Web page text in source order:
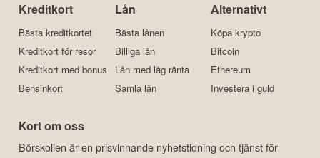
Kreditkort
Bästa kreditkortet
Kreditkort för resor
Kreditkort med bonus
Bensinkort
Lån
Bästa lånen
Billiga lån
Lån med låg ränta
Samla lån
Alternativt
Köpa krypto
Bitcoin
Ethereum
Investera i guld
Kort om oss
Börskollen är en prisvinnande nyhetstidning och tjänst för